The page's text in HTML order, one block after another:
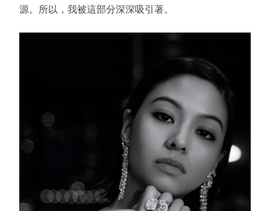
源。所以，我被這部分深深吸引著。